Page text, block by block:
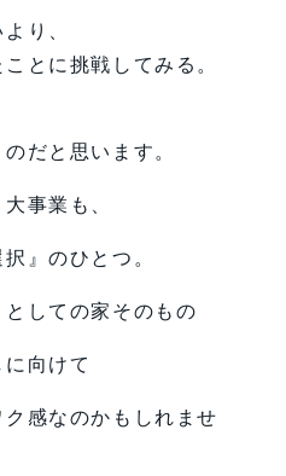
り、
とに挑戦してみる。
だと思います。
事業も、
』のひとつ。
しての家そのもの
向けて
感なのかもしれませ